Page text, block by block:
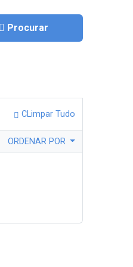
Procurar
CLimpar Tudo
ORDENAR POR